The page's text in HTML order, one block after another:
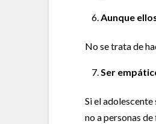
Aunque
No se trata de
Ser
Si el
no a personas de